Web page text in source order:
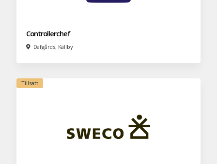
Controllerchef
Dafgårds, Källby